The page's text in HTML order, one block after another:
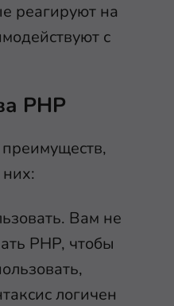
реагируют на
с
PHP
Вам не
PHP, чтобы
логичен